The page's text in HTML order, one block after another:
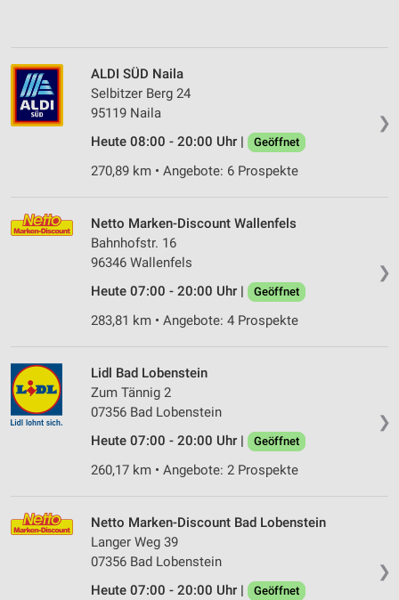
❯
ALDI SÜD Naila
Selbitzer Berg 24
95119 Naila
Heute 08:00 - 20:00 Uhr |
Geöffnet
270,89 km • Angebote: 6 Prospekte
❯
Netto Marken-Discount Wallenfels
Bahnhofstr. 16
96346 Wallenfels
Heute 07:00 - 20:00 Uhr |
Geöffnet
283,81 km • Angebote: 4 Prospekte
❯
Lidl Bad Lobenstein
Zum Tännig 2
07356 Bad Lobenstein
Heute 07:00 - 20:00 Uhr |
Geöffnet
260,17 km • Angebote: 2 Prospekte
❯
Netto Marken-Discount Bad Lobenstein
Langer Weg 39
07356 Bad Lobenstein
Heute 07:00 - 20:00 Uhr |
Geöffnet